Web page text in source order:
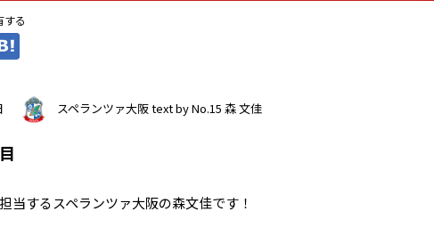
する
スペランツァ大阪text by No.15 森 文佳
当するスペランツァ大阪の森文佳です！